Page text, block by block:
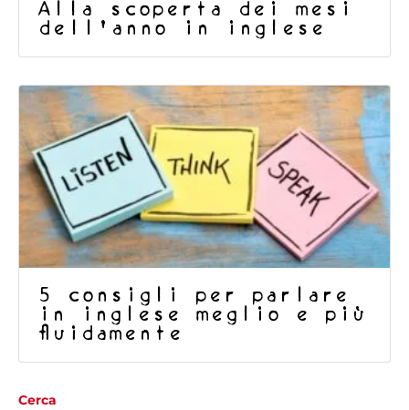
Alla scoperta dei mesi
dell’anno in inglese
5 consigli per parlare
in inglese meglio e più
fluidamente
Cerca